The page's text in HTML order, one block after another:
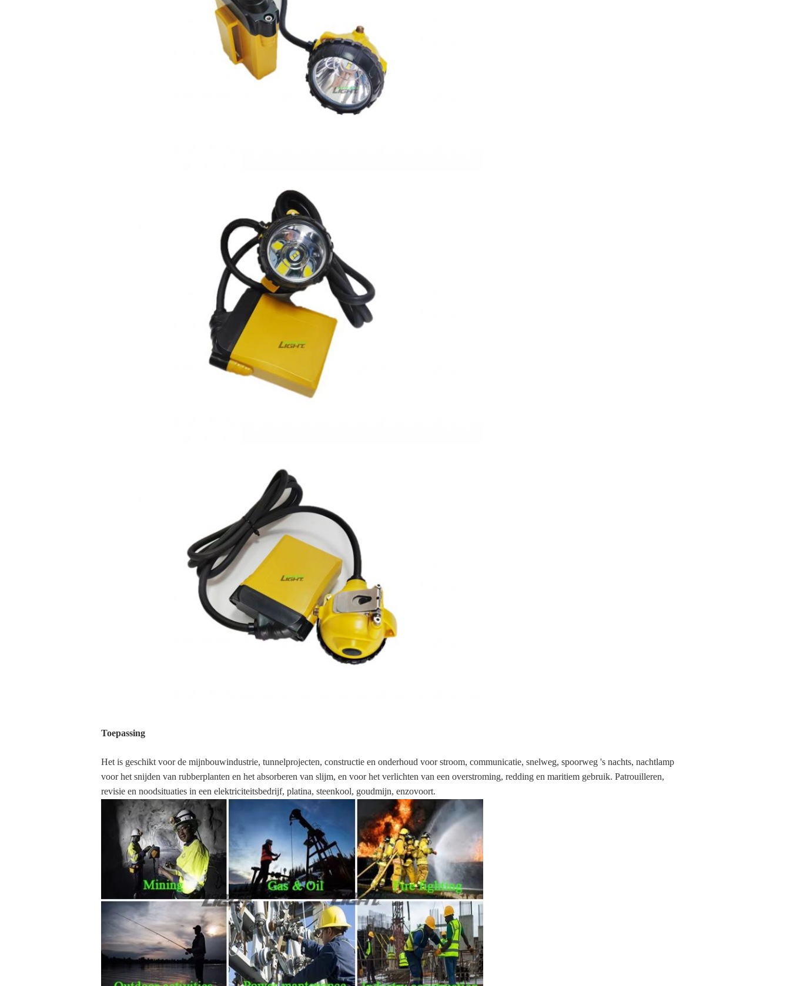
Toepassing
Het is geschikt voor de mijnbouwindustrie, tunnelprojecten, constructie en onderhoud voor stroom, communicatie, snelweg, spoorweg 's nachts, nachtlamp
voor het snijden van rubberplanten en het absorberen van slijm, en voor het verlichten van een overstroming, redding en maritiem gebruik. Patrouilleren,
revisie en noodsituaties in een elektriciteitsbedrijf, platina, steenkool, goudmijn, enzovoort.